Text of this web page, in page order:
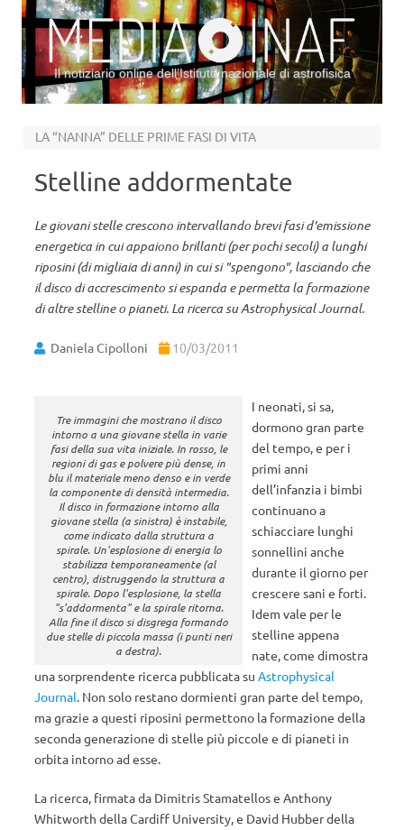
Il notiziario online dell’Istituto nazionale di astrofisica
LA “NANNA” DELLE PRIME FASI DI VITA
Stelline addormentate
Le giovani stelle crescono intervallando brevi fasi d'emissione
energetica in cui appaiono brillanti (per pochi secoli) a lunghi
riposini (di migliaia di anni) in cui si "spengono", lasciando che
il disco di accrescimento si espanda e permetta la formazione
di altre stelline o pianeti. La ricerca su Astrophysical Journal.
Daniela Cipolloni 10/03/2011
Tre immagini che mostrano il disco
intorno a una giovane stella in varie
fasi della sua vita iniziale. In rosso, le
regioni di gas e polvere più dense, in
blu il materiale meno denso e in verde
la componente di densità intermedia.
Il disco in formazione intorno alla
giovane stella (a sinistra) è instabile,
come indicato dalla struttura a
spirale. Un'esplosione di energia lo
stabilizza temporaneamente (al
centro), distruggendo la struttura a
spirale. Dopo l'esplosione, la stella
"s'addormenta" e la spirale ritorna.
Alla fine il disco si disgrega formando
due stelle di piccola massa (i punti neri
a destra).
I neonati, si sa,
dormono gran parte
del tempo, e per i
primi anni
dell’infanzia i bimbi
continuano a
schiacciare lunghi
sonnellini anche
durante il giorno per
crescere sani e forti.
Idem vale per le
stelline appena
nate, come dimostra
una sorprendente ricerca pubblicata su Astrophysical
Journal. Non solo restano dormienti gran parte del tempo,
ma grazie a questi riposini permettono la formazione della
seconda generazione di stelle più piccole e di pianeti in
orbita intorno ad esse.
La ricerca, firmata da Dimitris Stamatellos e Anthony
Whitworth della Cardiff University, e David Hubber della